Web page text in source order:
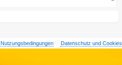
Nutzungsbedingungen Datenschutz und Cookies